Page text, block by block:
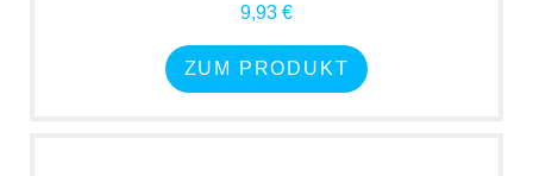
9,93 €
ZUM PRODUKT